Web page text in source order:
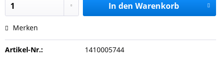
In den Warenkorb
Merken
Artikel-Nr.: 1410005744